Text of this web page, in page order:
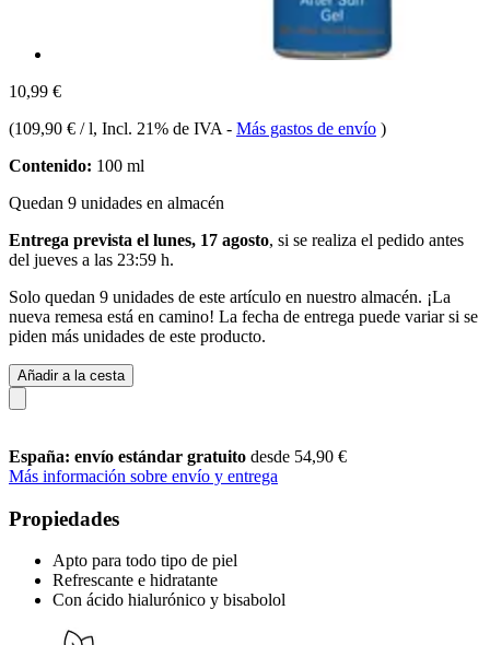
10,99 €
(109,90 € / l, Incl. 21% de IVA - Más gastos de envío )
Contenido: 100 ml
Quedan 9 unidades en almacén
Entrega prevista el lunes, 17 agosto, si se realiza el pedido antes
del jueves a las 23:59 h.
Solo quedan 9 unidades de este artículo en nuestro almacén. ¡La
nueva remesa está en camino! La fecha de entrega puede variar si se
piden más unidades de este producto.
Añadir a la cesta
España: envío estándar gratuito desde 54,90 €
Más información sobre envío y entrega
Propiedades
Apto para todo tipo de piel
Refrescante e hidratante
Con ácido hialurónico y bisabolol